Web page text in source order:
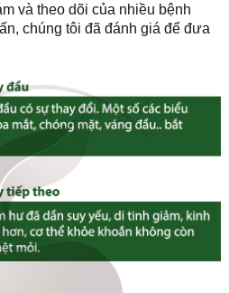
và theo dõi của nhiều bệnh
chúng tôi đã đánh giá để đưa